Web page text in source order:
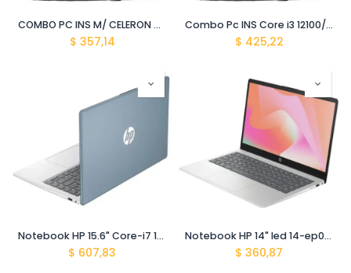
COMBO PC INS M/ CELERON G5905 4GB/120GB/2TB/TEC/MOUSE/PARLANTE INS
$ 357,14
Combo Pc INS Core i3 12100/16gb/480SSD/tecl/mouse-parlante ins
$ 425,22
Notebook HP 15.6" Core-i7 1355u 12gb 512gb ssd 15-fd0006la Freedos 802n8la#abm Moonlight
$ 607,83
Notebook HP 14" led 14-ep0026la core-i3 1215U ddr4 8gb/ 512gb ssd a47cqla#abm Silver
$ 360,87